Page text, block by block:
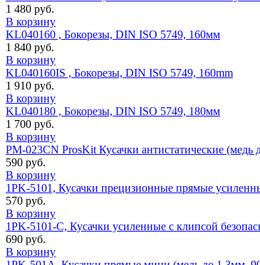
1 480 руб.
В корзину
KL040160 , Бокорезы, DIN ISO 5749, 160мм
1 840 руб.
В корзину
KL040160IS , Бокорезы, DIN ISO 5749, 160mm
1 910 руб.
В корзину
KL040180 , Бокорезы, DIN ISO 5749, 180мм
1 700 руб.
В корзину
PM-023CN ProsKit Кусачки антистатические
590 руб.
В корзину
1PK-5101, Кусачки прецизионные прямые
570 руб.
В корзину
1PK-5101-C, Кусачки усиленные с клипсой
690 руб.
В корзину